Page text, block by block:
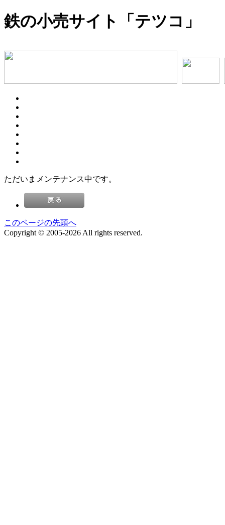
鉄の小売サイト「テツコ」
ただいまメンテナンス中です。
このページの先頭へ
Copyright © 2005-2026 All rights reserved.